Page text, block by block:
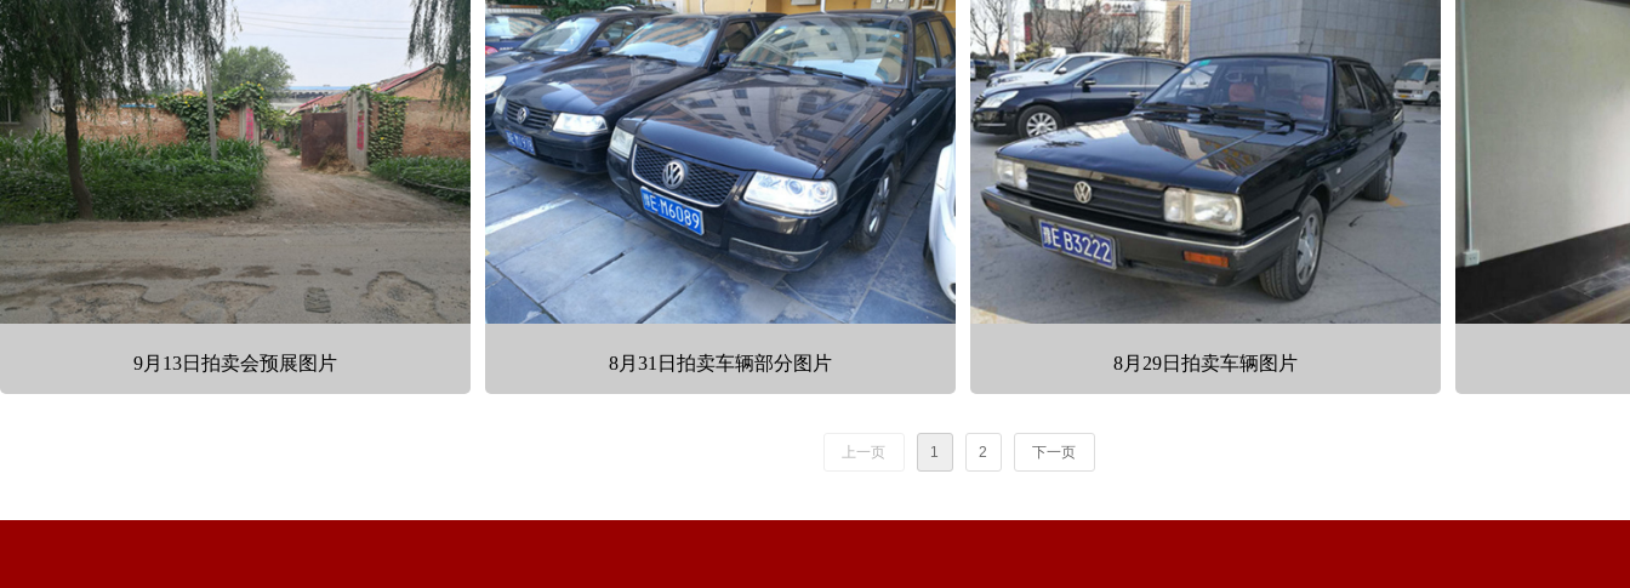
9月13日拍卖会预展图片 8月31日拍卖车辆部分图片 8月29日拍卖车辆图片
上一页 1 2 下一页